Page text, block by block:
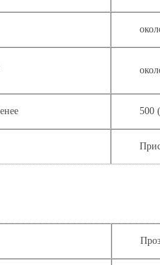
500